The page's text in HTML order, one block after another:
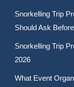
Snorkelling Trip
Should Ask
Snorkelling Trip
2026
What Event